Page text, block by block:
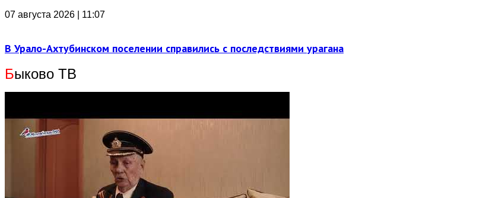
07 августа 2026 | 11:07
В Урало-Ахтубинском поселении справились с последствиями урагана
Быково ТВ